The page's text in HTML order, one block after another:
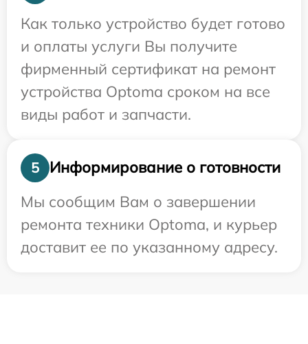
Как только устройство будет готово
и оплаты услуги Вы получите
фирменный сертификат на ремонт
устройства Optoma сроком на все
виды работ и запчасти.
5
Информирование о готовности
Мы сообщим Вам о завершении
ремонта техники Optoma, и курьер
доставит ее по указанному адресу.